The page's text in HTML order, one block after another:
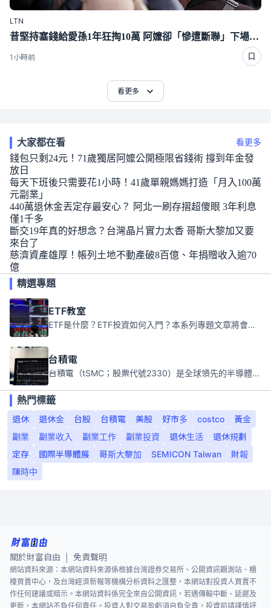
LTN
昔堅持塞錢給愛孫1年狂掏10萬 阿嬤卻「慘遭斷聯」下場超心酸
1小時前
看更多
大家都在看 看更多
錢包只剩24元！71歲獨居阿嬤公開極限省錢術 撐到年金發
放日
每天下班後只需要花1小時！41歲單親媽媽打造「月入100萬
元副業」
440萬退休金丟定存最安心？ 阿北一刷存摺超傻眼 3年利息
僅1千多
斷交19年真的好想念？台灣晶片實力太香 哥斯大黎加又要
來台了
慈濟資產雄厚！帳列土地不動產破8百億、年捐贈收入逾70
億
精選專題
ETF教室
ETF是什麼？ETF投資如何入門？本系列專題文章將會告訴你新手必須知道的ETF基礎知識。
台積電
台積電（tSMC；股票代號2330）是全球領先的半導體代工公司，成立於1987年，總部位於台灣新竹。且已於美國、日本、德國及中國設廠，台積電是全球首家專業積體電路製造服務公司，也是全球最先進和最大規模的半導體代工廠。
熱門標籤
退休
退休金 台股 台積電 美股 好市多 costco
黃金
副業
副業收入 副業工作 副業投資 退休生活
退休規劃
定存
國際半導體展 哥斯大黎加 SEMICON Taiwan
財報
陳時中
關於財富自由 免責聲明
網站資料來源：本網站資料來源係根據台灣證券交易所、公開資訊觀測站、櫃
檯買賣中心，及台灣經濟新報等機構分析資料之匯整，本網站對投資人買賣不
作任何建議或暗示。本網站資料係完全來自公開資訊，若遇傳輸中斷、延遲及
更新，本網站不負任何責任。投資人對交易盈虧須自負全責，投資前請謹慎評